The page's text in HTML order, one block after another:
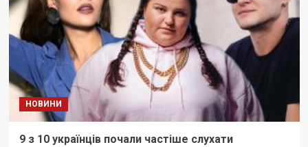
НОВИНИ
9 з 10 українців почали частіше слухати